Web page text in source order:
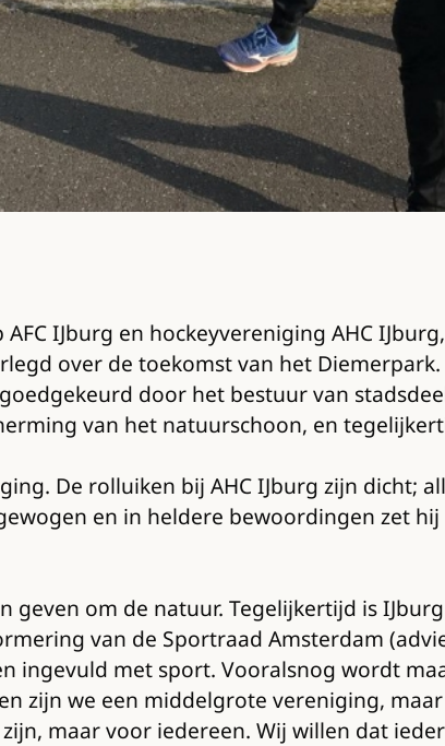
IJburg en hockeyvereniging AHC
over de toekomst van het
door het bestuur van
van het natuurschoon, en
De rolluiken bij AHC IJburg zijn dicht;
en in heldere bewoordingen zet
om de natuur. Tegelijkertijd is
van de Sportraad Amsterdam
ingevuld met sport. Vooralsnog wordt
zijn we een middelgrote vereniging,
maar voor iedereen. Wij willen dat